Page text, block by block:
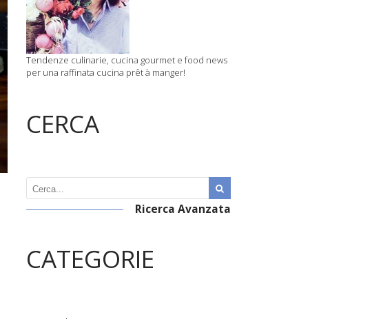
Tendenze culinarie, cucina gourmet e food news
per una raffinata cucina prêt à manger!
CERCA
Ricerca Avanzata
CATEGORIE